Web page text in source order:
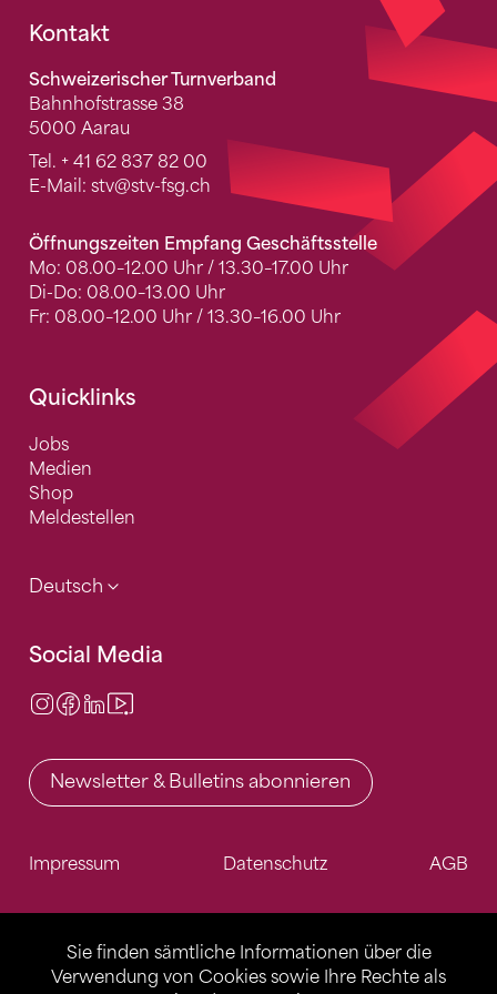
Sie finden sämtliche Informationen über die
Verwendung von Cookies sowie Ihre Rechte als
Fusszeile
Kontakt
Schweizerischer Turnverband
Bahnhofstrasse 38
5000 Aarau
Tel. + 41 62 837 82 00
E-Mail: stv@stv-fsg.ch
Öffnungszeiten Empfang Geschäftsstelle
Mo: 08.00–12.00 Uhr / 13.30–17.00 Uhr
Di-Do: 08.00–13.00 Uhr
Fr: 08.00–12.00 Uhr / 13.30–16.00 Uhr
Quicklinks
Jobs
Medien
Shop
Meldestellen
Deutsch
Social Media
Instagram
Facebook
LinkedIn
Newsletter & Bulletins abonnieren
Impressum Datenschutz AGB